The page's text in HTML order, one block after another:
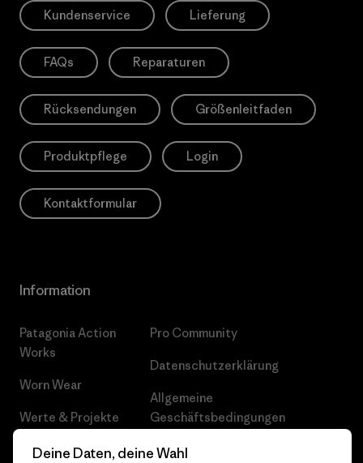
Kundenservice Lieferung
FAQs Reparaturen
Rücksendungen Größenleitfaden
Produktpflege Login
Kontaktformular
Information
Patagonia Action
Works
Worn Wear
Werte & Projekte
Progress Report
Pro Community
Datenschutzerklärung
Allgemeine
Geschäftsbedingungen
Cookie Einstellungen
Deine Daten, deine Wahl